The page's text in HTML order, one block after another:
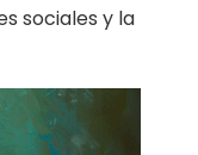
sociales y la